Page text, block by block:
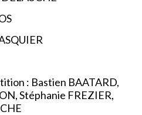
: Bastien BAATARD,
Stéphanie FREZIER,